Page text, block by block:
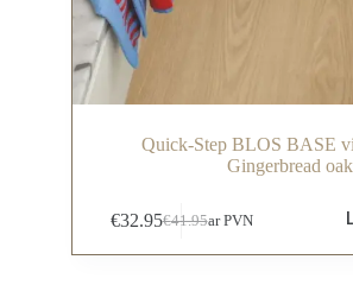
Quick-Step BLOS BASE
Gingerbread oak
€41.95
€32.95 ar PVN